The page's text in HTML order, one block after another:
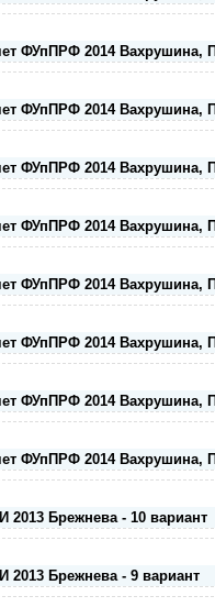
ФУпПРФ 2014 Вахрушина,
ФУпПРФ 2014 Вахрушина,
ФУпПРФ 2014 Вахрушина,
ФУпПРФ 2014 Вахрушина,
ФУпПРФ 2014 Вахрушина,
ФУпПРФ 2014 Вахрушина,
ФУпПРФ 2014 Вахрушина,
ФУпПРФ 2014 Вахрушина,
2013 Брежнева - 10 вариант
2013 Брежнева - 9 вариант